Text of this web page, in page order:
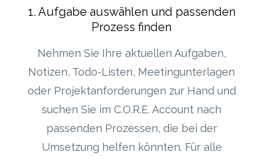
1. Aufgabe auswählen und passenden
Prozess finden
Nehmen Sie Ihre aktuellen Aufgaben,
Notizen, Todo-Listen, Meetingunterlagen
oder Projektanforderungen zur Hand und
suchen Sie im C.O.R.E. Account nach
passenden Prozessen, die bei der
Umsetzung helfen könnten. Für alle